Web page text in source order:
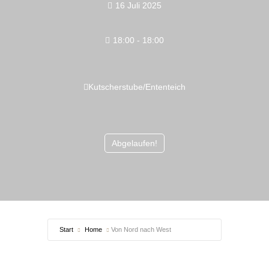
16 Juli 2025
Abgelaufen!
18:00 - 18:00
Kutscherstube/Ententeich
Start Home Von Nord nach West